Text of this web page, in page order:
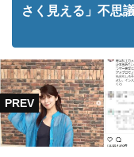
さく見える」不思